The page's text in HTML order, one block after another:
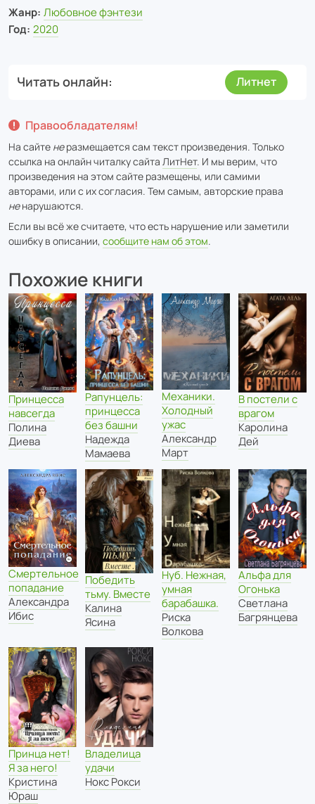
Жанр: Любовное фэнтези
Год: 2020
Читать онлайн Литнет
Правообладателям!
На сайте неразмещается сам текст произведения. Только
ссылка на онлайн читалку сайта ЛитНет. И мы верим, что
произведения на этом сайте размещены, или самими
авторами, или с их согласия. Тем самым, авторские права
ненарушаются.
Если вы всё же считаете, что есть нарушение или заметили
ошибку в описании, сообщите нам об этом.
Похожие книги
Принцесса
навсегда
Полина
Диева
Рапунцель:
принцесса
без башни
Надежда
Мамаева
Механики.
Холодный
ужас
Александр
Март
В постели с
врагом
Каролина
Дей
Смертельное
попадание
Александра
Ибис
Победить
тьму. Вместе
Калина
Ясина
Нуб. Нежная,
умная
барабашка.
Риска
Волкова
Альфа для
Огонька
Светлана
Багрянцева
Принца нет!
Я за него!
Кристина
Юраш
Владелица
удачи
Нокс Рокси